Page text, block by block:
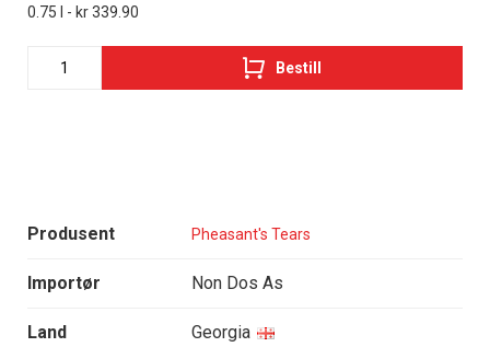
Produsent Pheasant's Tears
Importør Non Dos As
Land Georgia
0.75 l - kr 339.90
Bestill